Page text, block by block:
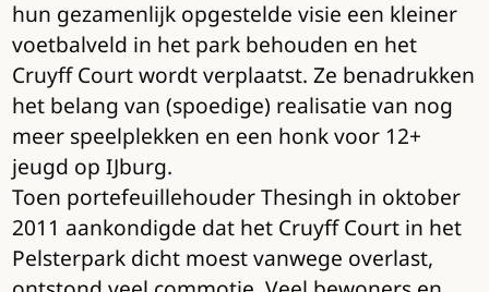
hun gezamenlijk opgestelde visie een kleiner
voetbalveld in het park behouden en het
Cruyff Court wordt verplaatst. Ze benadrukken
het belang van (spoedige) realisatie van nog
meer speelplekken en een honk voor 12+
jeugd op IJburg.
Toen portefeuillehouder Thesingh in oktober
2011 aankondigde dat het Cruyff Court in het
Pelsterpark dicht moest vanwege overlast,